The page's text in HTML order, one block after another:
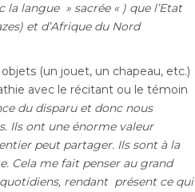
la langue » sacrée « ) que l’Etat
et d’Afrique du Nord
(un jouet, un chapeau, etc.)
avec le récitant ou le témoin
du disparu et donc nous
Ils ont une énorme valeur
peut partager. Ils sont à la
Cela me fait penser au grand
rendant présent ce qui